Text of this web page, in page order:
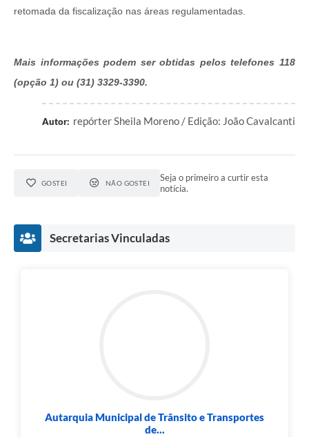
retomada da fiscalização nas áreas regulamentadas.
Mais informações podem ser obtidas pelos telefones 118
(opção 1) ou (31) 3329-3390.
Autor: repórter Sheila Moreno / Edição: João Cavalcanti
GOSTEI NÃO GOSTEI
Seja o primeiro a curtir esta
notícia.
Secretarias Vinculadas
Autarquia Municipal de Trânsito e Transportes
de...